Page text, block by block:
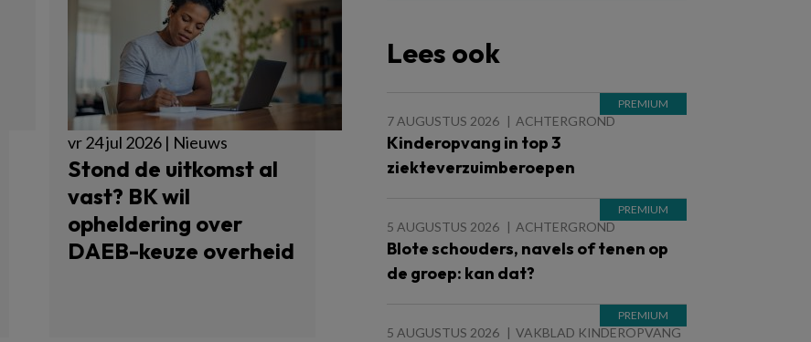
vr 24 jul 2026 | Nieuws
Stond de uitkomst al
vast? BK wil
opheldering over
DAEB-keuze overheid
Lees ook
7 AUGUSTUS 2026 ACHTERGROND
Kinderopvang in top 3
ziekteverzuimberoepen
5 AUGUSTUS 2026 ACHTERGROND
Blote schouders, navels of tenen op
de groep: kan dat?
5 AUGUSTUS 2026 VAKBLAD KINDEROPVANG